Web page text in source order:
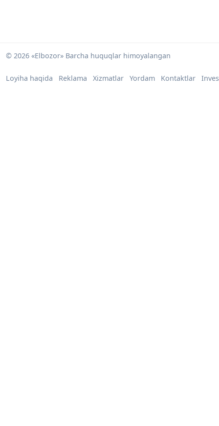
© 2026 «Elbozor» Barcha huquqlar himoyalangan
Loyiha haqida Reklama Xizmatlar Yordam Kontaktlar